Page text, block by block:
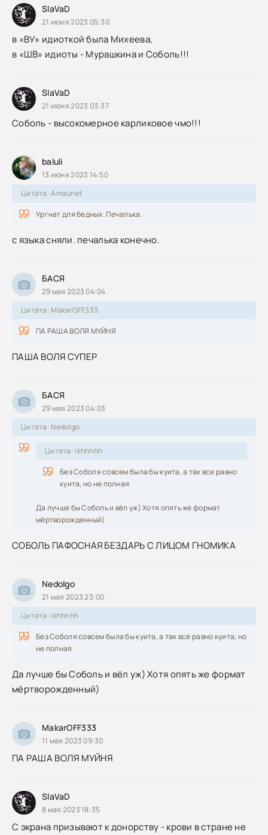
SlaVaD
21 июня 2023 05:30
в «ВУ» идиоткой была Михеева,
в «ШВ» идиоты - Мурашкина и Соболь!!!
SlaVaD
21 июня 2023 03:37
Соболь - высокомерное карликовое чмо!!!
baluli
13 июня 2023 14:50
Цитата: Amaunet
Ургнат для бедных. Печалька.
с языка сняли. печалька конечно.
БАСЯ
29 мая 2023 04:04
Цитата: MakarOFF333
ПА РАША ВОЛЯ МУЙНЯ
ПАША ВОЛЯ СУПЕР
БАСЯ
29 мая 2023 04:03
Цитата: Nedolgo
Цитата: ikhhhhh
Без Соболя совсем была бы куита, а так все равно
куита, но не полная
Да лучше бы Соболь и вёл уж) Хотя опять же формат
мёртворожденный)
СОБОЛЬ ПАФОСНАЯ БЕЗДАРЬ С ЛИЦОМ ГНОМИКА
Nedolgo
21 мая 2023 23:00
Цитата: ikhhhhh
Без Соболя совсем была бы куита, а так все равно куита, но
не полная
Да лучше бы Соболь и вёл уж) Хотя опять же формат
мёртворожденный)
MakarOFF333
11 мая 2023 09:30
ПА РАША ВОЛЯ МУЙНЯ
SlaVaD
8 мая 2023 18:35
С экрана призывают к донорству - крови в стране не